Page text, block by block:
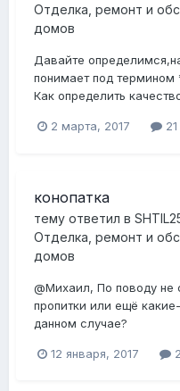
Отделка, ремонт и
домов
Давайте
понимает под термином
Как определить
2 марта, 2017
конопатка
тему ответил в
Отделка, ремонт и
домов
@Михаил, По поводу не
пропитки или ещё
данном случае?
12 января, 2017